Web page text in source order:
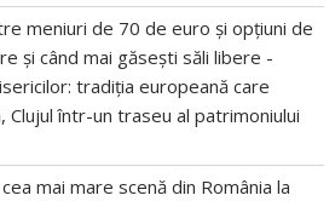
meniuri de 70 de euro și opțiuni de
și când mai găsești săli libere -
tradiția europeană care
într-un traseu al patrimoniului
mai mare scenă din România la